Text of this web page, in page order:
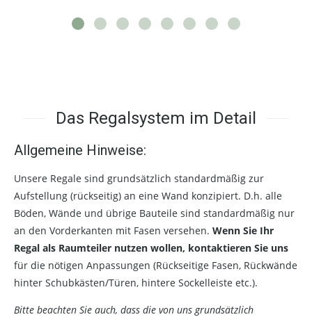
Das Regalsystem im Detail
Allgemeine Hinweise:
Unsere Regale sind grundsätzlich standardmäßig zur
Aufstellung (rückseitig) an eine Wand konzipiert. D.h. alle
Böden, Wände und übrige Bauteile sind standardmäßig nur
an den Vorderkanten mit Fasen versehen. Wenn Sie Ihr
Regal als Raumteiler nutzen wollen, kontaktieren Sie uns
für die nötigen Anpassungen (Rückseitige Fasen, Rückwände
hinter Schubkästen/Türen, hintere Sockelleiste etc.).
Bitte beachten Sie auch, dass die von uns grundsätzlich